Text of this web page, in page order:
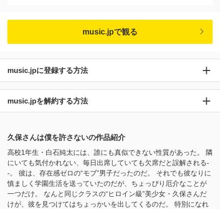
music.jpで観る
music.jpに登録する方法
music.jpを解約する方法
久保さんは僕を許さないの作品紹介
高校1年生・白石純太には、誰にも真似できない性質があった。 隣
にいても気付かれない、毎日出席していても欠席だと誤解される-
-。 彼は、存在感ゼロの“モブ”男子だったのだ。 それでも彼なりに
慎ましく学園生活を送っていたのだが、ちょっぴり厄介なことが
一つだけ。 なんと同じクラスの“ヒロイン級”美少女・久保さんだ
けが、彼を見つけてはちょっかいを出してくるのだ。 特別になれ